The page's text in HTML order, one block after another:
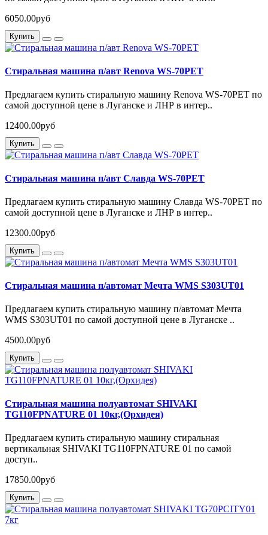
6050.00руб
Купить
Стиральная машина п/авт Renova WS-70PET
Предлагаем купить стиральную машину Renova WS-70PET по
самой доступной цене в Луганске и ЛНР в интер..
12400.00руб
Купить
Стиральная машина п/авт Славда WS-70PET
Предлагаем купить стиральную машину Славда WS-70PET по
самой доступной цене в Луганске и ЛНР в интер..
12300.00руб
Купить
Стиральная машина п/автомат Мечта WMS S303UT01
Предлагаем купить стиральную машину п/автомат Мечта
WMS S303UT01 по самой доступной цене в Луганске ..
4500.00руб
Купить
Стиральная машина полуавтомат SHIVAKI
TG110FPNATURE 01 10кг,(Орхидея)
Предлагаем купить стиральную машину стиральная
вертикальная SHIVAKI TG110FPNATURE 01 по самой
доступ..
17850.00руб
Купить